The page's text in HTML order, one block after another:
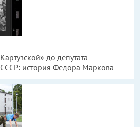
до депутата
СССР: история Федора Маркова